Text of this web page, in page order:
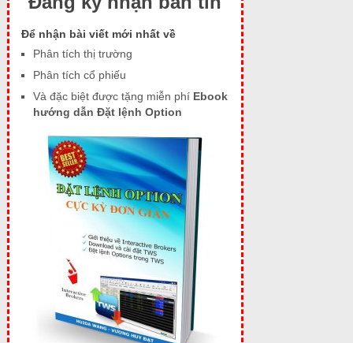
Để nhận bài viết mới nhất về
Phân tích thị trường
Phân tích cổ phiếu
Và đặc biệt được tặng miễn phí Ebook
hướng dẫn Đặt lệnh Option